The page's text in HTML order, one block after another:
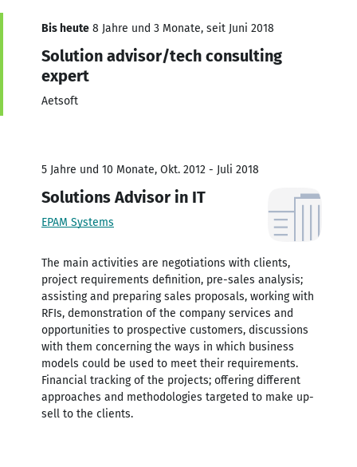
Bis heute 8 Jahre und 3 Monate, seit Juni 2018
Solution advisor/tech consulting
expert
Aetsoft
5 Jahre und 10 Monate, Okt. 2012 - Juli 2018
Solutions Advisor in IT
EPAM Systems
The main activities are negotiations with clients,
project requirements definition, pre-sales analysis;
assisting and preparing sales proposals, working with
RFIs, demonstration of the company services and
opportunities to prospective customers, discussions
with them concerning the ways in which business
models could be used to meet their requirements.
Financial tracking of the projects; offering different
approaches and methodologies targeted to make up-
sell to the clients.